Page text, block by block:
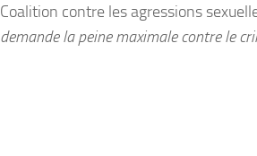
Coalition contre les agressions
demande la peine maximale contre le